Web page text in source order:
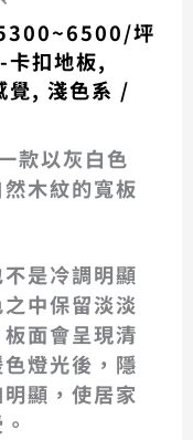
坪
扣地板,
覺,淺色系 /
以灰白色
木紋的寬板
是冷調明顯
中保留淡淡
面會呈現清
燈光後，隱
顯，使居家